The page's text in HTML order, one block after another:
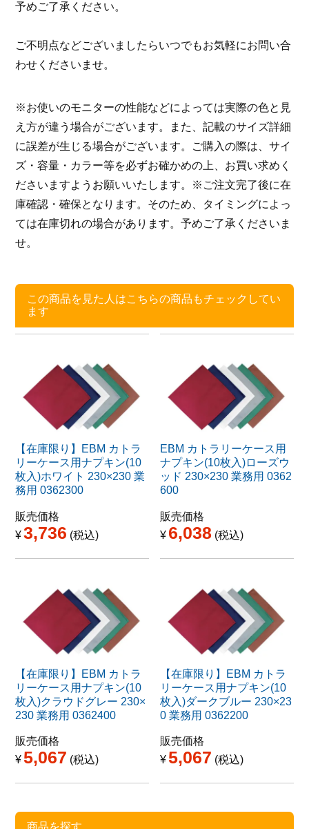
予めご了承ください。
ご不明点などございましたらいつでもお気軽にお問い合
わせくださいませ。
※お使いのモニターの性能などによっては実際の色と見
え方が違う場合がございます。また、記載のサイズ詳細
に誤差が生じる場合がございます。ご購入の際は、サイ
ズ・容量・カラー等を必ずお確かめの上、お買い求めく
ださいますようお願いいたします。※ご注文完了後に在
庫確認・確保となります。そのため、タイミングによっ
ては在庫切れの場合があります。予めご了承くださいま
せ。
この商品を見た人はこちらの商品もチェックしてい
ます
【在庫限り】EBM カトラ
リーケース用ナプキン(10
枚入)ホワイト 230×230 業
務用 0362300
販売価格
¥3,736 税込
EBM カトラリーケース用
ナプキン(10枚入)ローズウ
ッド 230×230 業務用 0362
600
販売価格
¥ 6,038 税込
【在庫限り】EBM カトラ
リーケース用ナプキン(10
枚入)クラウドグレー 230×
230 業務用 0362400
販売価格
¥5,067 税込
【在庫限り】EBM カトラ
リーケース用ナプキン(10
枚入)ダークブルー 230×23
0 業務用 0362200
販売価格
¥5,067 税込
商品を探す